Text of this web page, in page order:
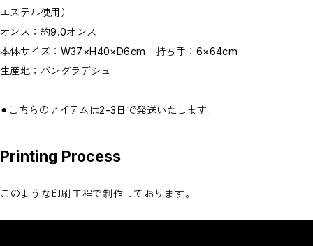
エステル使用）
オンス：約9.0オンス
本体サイズ：W37×H40×D6cm 持ち手：6×64cm
生産地：バングラデシュ
⚫︎こちらのアイテムは2-3日で発送いたします。
Printing Process
このような印刷工程で制作しております。